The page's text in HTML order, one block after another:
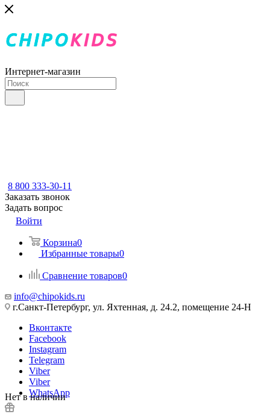
Интернет-магазин
8 800 333-30-11
Заказать звонок
Задать вопрос
Войти
Корзина0
Избранные товары0
Сравнение товаров0
info@chipokids.ru
г.Санкт-Петербург, ул. Яхтенная, д. 24.2, помещение 24-Н
Вконтакте
Facebook
Instagram
Telegram
Viber
Viber
WhatsApp
Нет в наличии